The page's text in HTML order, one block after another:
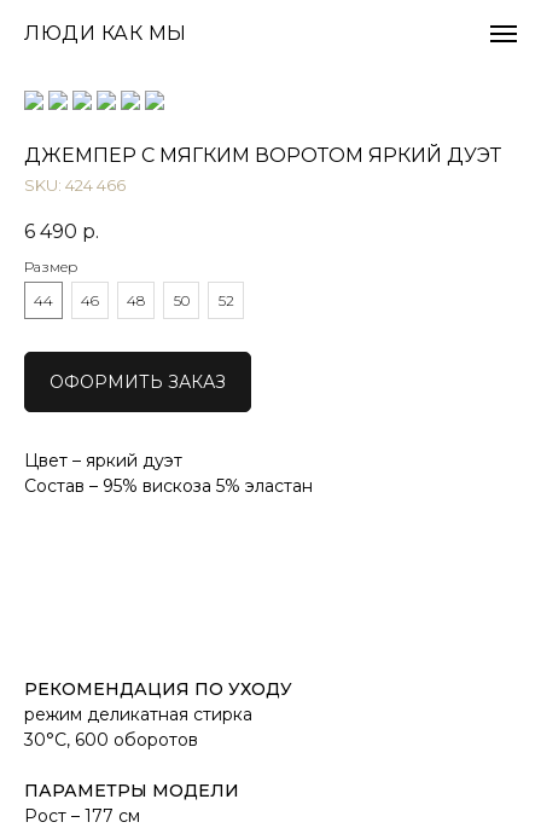
ЛЮДИ КАК МЫ
ДЖЕМПЕР С МЯГКИМ ВОРОТОМ ЯРКИЙ ДУЭТ
SKU: 424 466
6 490 р.
Размер
44
46 48 50 52
ОФОРМИТЬ ЗАКАЗ
Цвет – яркий дуэт
Состав – 95% вискоза 5% эластан
РЕКОМЕНДАЦИЯ ПО УХОДУ
режим деликатная стирка
30°С, 600 оборотов
ПАРАМЕТРЫ МОДЕЛИ
Рост – 177 см